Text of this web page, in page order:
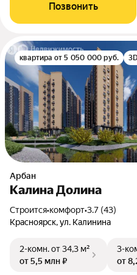
Позвонить
квартира от 5 050 000 руб.
Арбан
Калина Долина
Строится•комфорт•3.7 (43)
Красноярск, ул. Калинина
2-комн.от 34,3 м²
от 5,5 млн ₽
3-
от